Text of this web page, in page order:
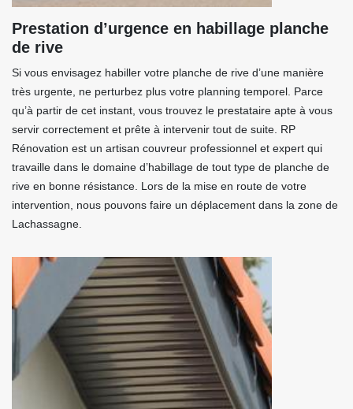
Prestation d’urgence en habillage planche
de rive
Si vous envisagez habiller votre planche de rive d’une manière
très urgente, ne perturbez plus votre planning temporel. Parce
qu’à partir de cet instant, vous trouvez le prestataire apte à vous
servir correctement et prête à intervenir tout de suite. RP
Rénovation est un artisan couvreur professionnel et expert qui
travaille dans le domaine d’habillage de tout type de planche de
rive en bonne résistance. Lors de la mise en route de votre
intervention, nous pouvons faire un déplacement dans la zone de
Lachassagne.